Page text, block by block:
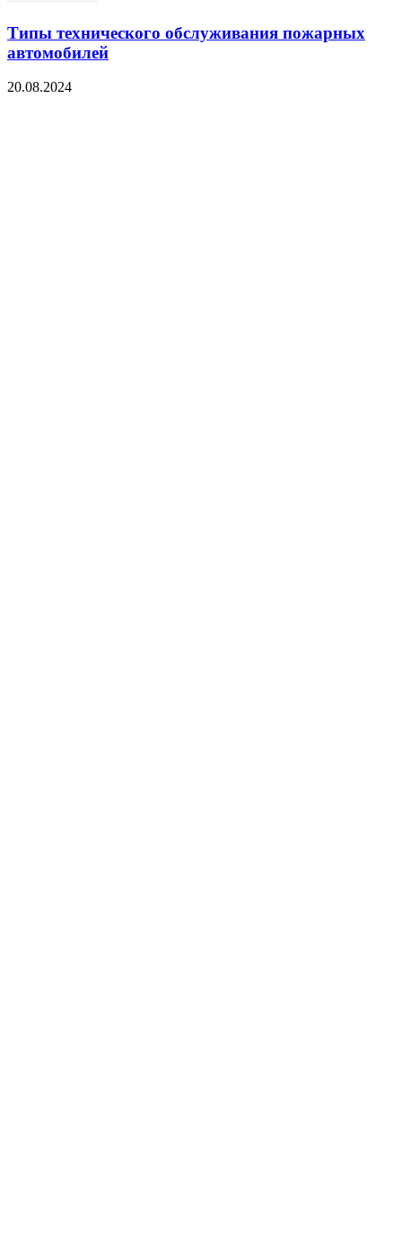
Типы технического обслуживания пожарных
автомобилей
20.08.2024